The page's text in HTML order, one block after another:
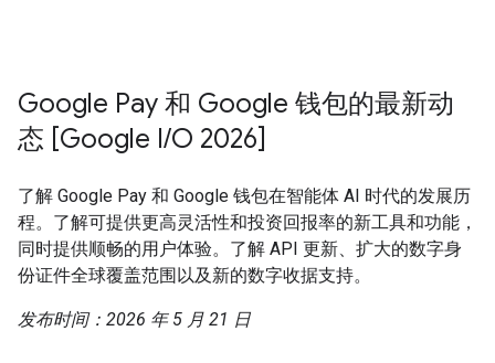
Google Pay 和 Google 钱包的最新动
态 [Google I/O 2026]
了解 Google Pay 和 Google 钱包在智能体 AI 时代的发展历
程。了解可提供更高灵活性和投资回报率的新工具和功能，
同时提供顺畅的用户体验。了解 API 更新、扩大的数字身
份证件全球覆盖范围以及新的数字收据支持。
发布时间：2026 年 5 月 21 日